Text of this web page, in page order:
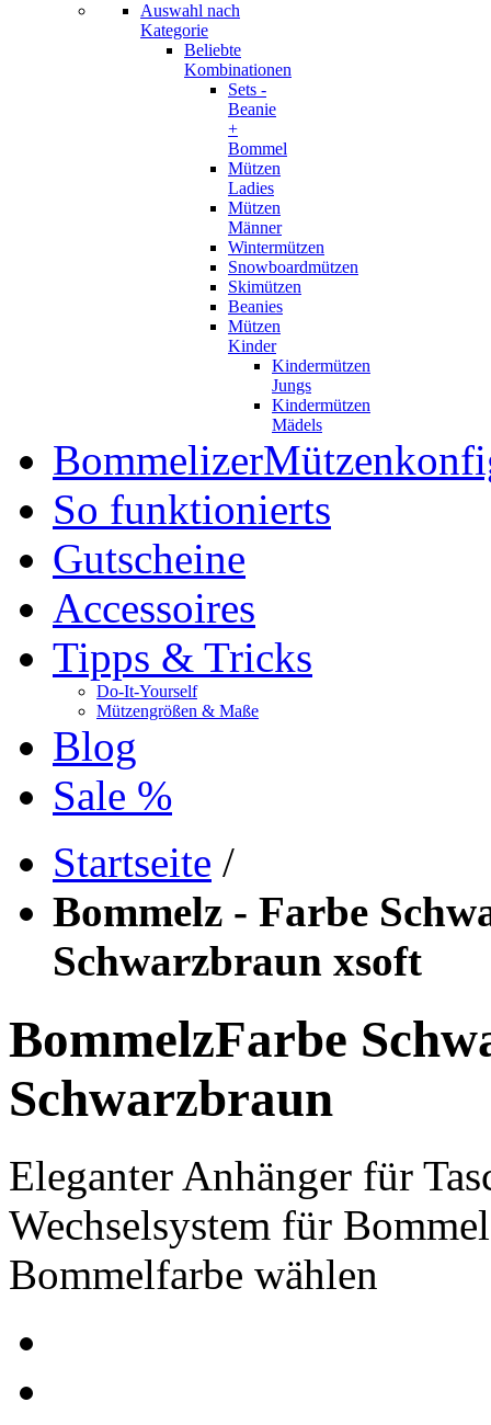
Auswahl nach
Kategorie
Beliebte
Kombinationen
Sets -
Beanie
+
Bommel
Mützen
Ladies
Mützen
Männer
Wintermützen
Snowboardmützen
Skimützen
Beanies
Mützen
Kinder
Kindermützen
Jungs
Kindermützen
Mädels
Bommelizer
So funktionierts
Gutscheine
Accessoires
Tipps & Tricks
Do-It-Yourself
Mützengrößen & Maße
Blog
Sale %
Startseite /
Bommelz - Farbe
Schwarzbraun xsoft
BommelzFarbe
Schwarzbraun
Eleganter Anhänger für
Wechselsystem für Bommel
Bommelfarbe wählen